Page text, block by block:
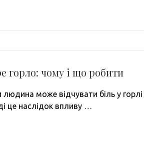
горло: чому і що робити
людина може відчувати біль у горлі
це наслідок впливу …